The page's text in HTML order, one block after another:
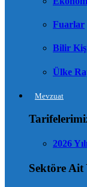
Fuarlar
Bilir
Ülke
Mevzuat
2026
Sektöre